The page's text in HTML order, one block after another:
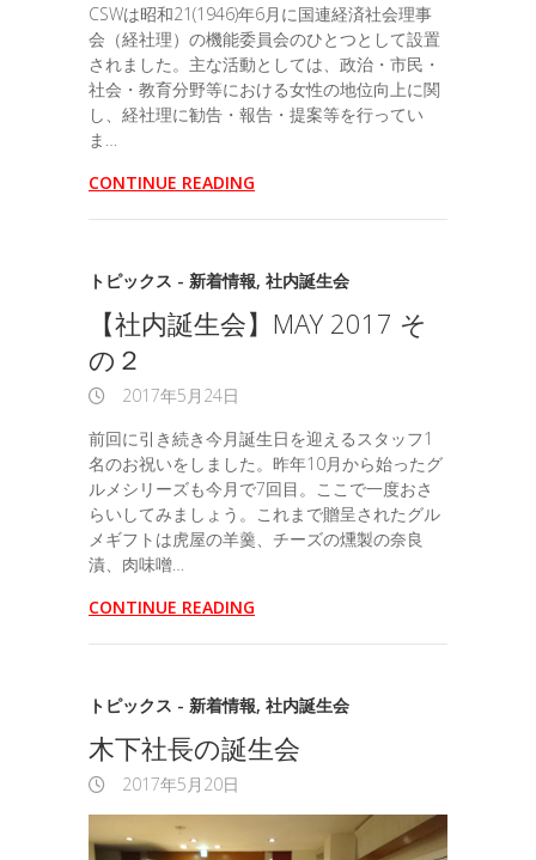
CSWは昭和21(1946)年6月に国連経済社会理事
会（経社理）の機能委員会のひとつとして設置
されました。主な活動としては、政治・市民・
社会・教育分野等における女性の地位向上に関
し、経社理に勧告・報告・提案等を行ってい
ま…
CONTINUE READING
トピックス - 新着情報, 社内誕生会
【社内誕生会】MAY 2017 そ
の２
2017年5月24日
前回に引き続き今月誕生日を迎えるスタッフ1
名のお祝いをしました。昨年10月から始ったグ
ルメシリーズも今月で7回目。ここで一度おさ
らいしてみましょう。これまで贈呈されたグル
メギフトは虎屋の羊羹、チーズの燻製の奈良
漬、肉味噌…
CONTINUE READING
トピックス - 新着情報, 社内誕生会
木下社長の誕生会
2017年5月20日